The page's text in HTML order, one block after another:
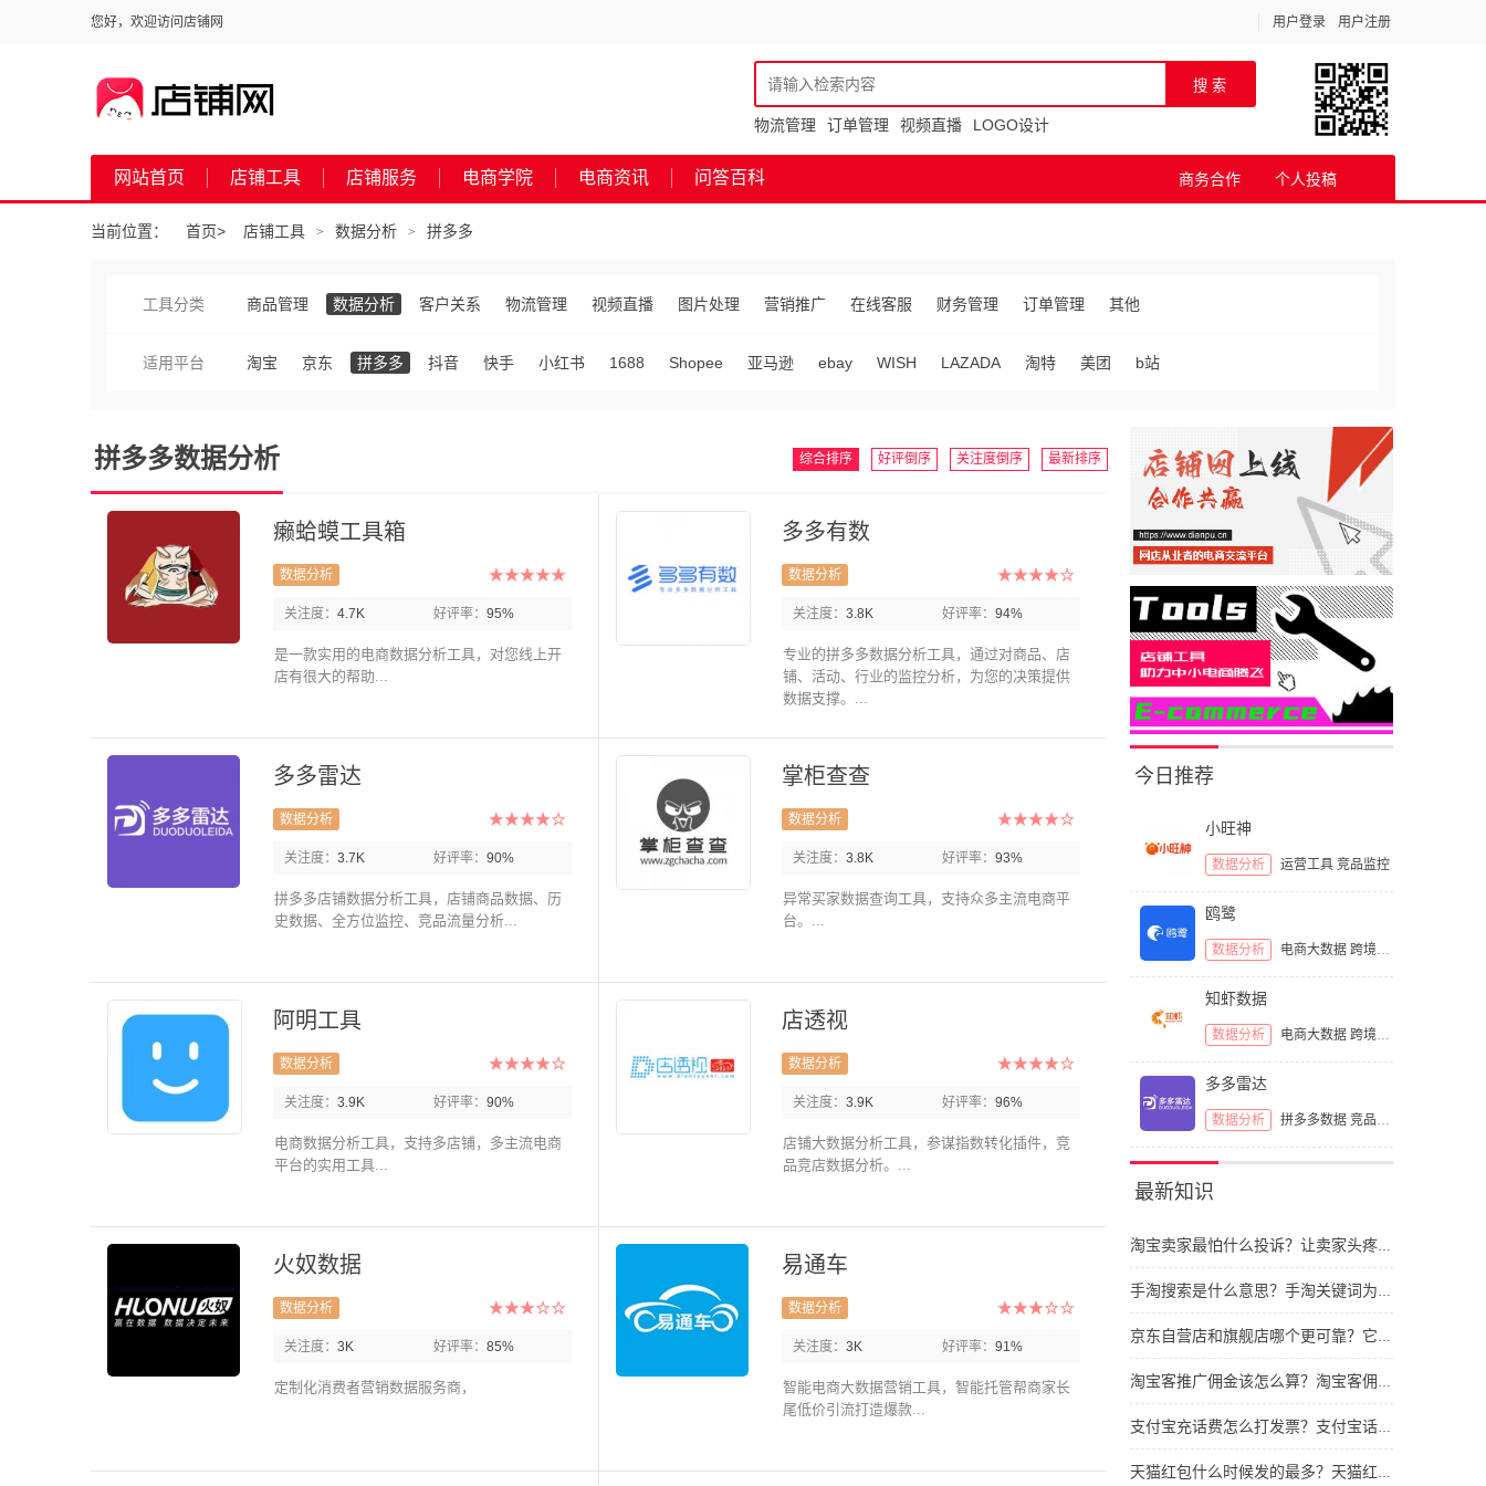
您好，欢迎访问店铺网 用户登录 用户注册
物流管理 订单管理 视频直播 LOGO设计
网站首页 店铺工具 店铺服务 电商学院 电商资讯 问答百科 商务合作 个人投稿
当前位置： 首页> 店铺工具 > 数据分析 > 拼多多
工具分类 商品管理 数据分析 客户关系 物流管理 视频直播 图片处理 营销推广 在线客服 财务管理 订单管理 其他
适用平台 淘宝 京东 拼多多 抖音 快手 小红书 1688 Shopee 亚马逊 ebay WISH LAZADA 淘特 美团 b站
拼多多数据分析 综合排序 好评倒序 关注度倒序 最新排序
癞蛤蟆工具箱
数据分析
关注度： 4.7K 好评率： 95%
是一款实用的电商数据分析工具，对您线上开
店有很大的帮助...
多多有数
数据分析
关注度： 3.8K 好评率： 94%
专业的拼多多数据分析工具，通过对商品、店
铺、活动、行业的监控分析，为您的决策提供
数据支撑。...
多多雷达
数据分析
关注度： 3.7K 好评率： 90%
拼多多店铺数据分析工具，店铺商品数据、历
史数据、全方位监控、竞品流量分析...
掌柜查查
数据分析
关注度： 3.8K 好评率： 93%
异常买家数据查询工具，支持众多主流电商平
台。...
阿明工具
数据分析
关注度： 3.9K 好评率： 90%
电商数据分析工具，支持多店铺，多主流电商
平台的实用工具...
店透视
数据分析
关注度： 3.9K 好评率： 96%
店铺大数据分析工具，参谋指数转化插件，竞
品竞店数据分析。...
火奴数据
数据分析
关注度： 3K 好评率： 85%
定制化消费者营销数据服务商，
易通车
数据分析
关注度： 3K 好评率： 91%
智能电商大数据营销工具，智能托管帮商家长
尾低价引流打造爆款...
今日推荐
小旺神
数据分析 运营工具 竞品监控
鸥鹭
数据分析 电商大数据 跨境电商
知虾数据
数据分析 电商大数据 跨境电商
多多雷达
数据分析 拼多多数据 竞品分析
最新知识
淘宝卖家最怕什么投诉？让卖家头疼的投诉类型
手淘搜索是什么意思？手淘关键词为什么与网站不同
京东自营店和旗舰店哪个更可靠？它们之间区别有哪些
淘宝客推广佣金该怎么算？淘宝客佣金的计算依据
支付宝充话费怎么打发票？支付宝话费发票如何开具
天猫红包什么时候发的最多？天猫红包要怎么抢呢